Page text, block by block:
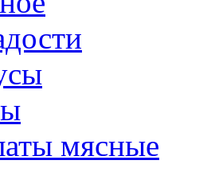
мясные